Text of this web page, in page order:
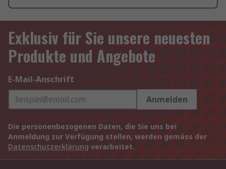
Exklusiv für Sie unsere neuesten
Produkte und Angebote
E-Mail-Anschrift
Anmelden
Die personenbezogenen Daten, die Sie uns bei
Anmeldung zur Verfügung stellen, werden gemäss der
Datenschutzerklärung verarbeitet.